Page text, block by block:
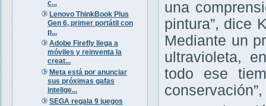
c...
Lenovo ThinkBook Plus
Gen 6, primer portátil con
p...
Adobe Firefly llega a
móviles y reinventa la
creat...
Meta está por anunciar
sus próximas gafas
intelige...
SEGA regala 9 juegos
una
pintura”, dice
Mediante un
ultravioleta,
todo ese